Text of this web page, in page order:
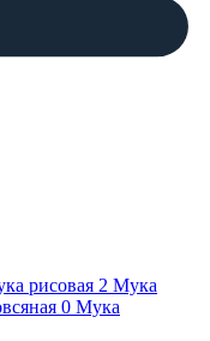
рисовая 2 Мука
0 Мука